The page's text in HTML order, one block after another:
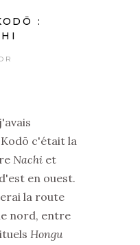
:
c'était la
Nachi et
en ouest.
la route
nord, entre
Hongu